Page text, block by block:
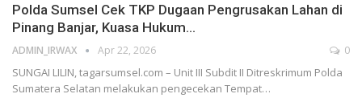
Polda Sumsel Cek TKP Dugaan Pengrusakan Lahan di
Pinang Banjar, Kuasa Hukum…
ADMIN_IRWAX Apr 22, 2026 0
SUNGAI LILIN, tagarsumsel.com – Unit III Subdit II Ditreskrimum Polda
Sumatera Selatan melakukan pengecekan Tempat…